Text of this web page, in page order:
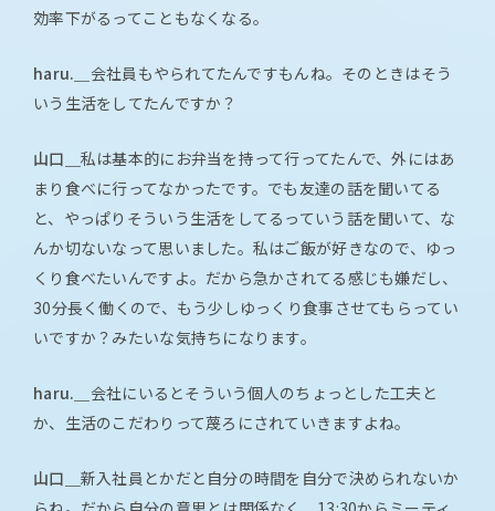
効率下がるってこともなくなる。
haru.＿ 会社員もやられてたんですもんね。そのときはそう
いう生活をしてたんですか？
山口＿ 私は基本的にお弁当を持って行ってたんで、外にはあ
まり食べに行ってなかったです。でも友達の話を聞いてる
と、やっぱりそういう生活をしてるっていう話を聞いて、な
んか切ないなって思いました。私はご飯が好きなので、ゆっ
くり食べたいんですよ。だから急かされてる感じも嫌だし、
30分長く働くので、もう少しゆっくり食事させてもらってい
いですか？みたいな気持ちになります。
haru.＿ 会社にいるとそういう個人のちょっとした工夫と
か、生活のこだわりって蔑ろにされていきますよね。
山口＿ 新入社員とかだと自分の時間を自分で決められないか